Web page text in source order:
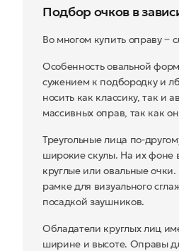
Подбор очков в
Во многом купить оправу ‒
Особенность овальной
сужением к подбородку и
носить как классику, так и
массивных оправ, так как
Треугольные лица по-
широкие скулы. На их фоне
круглые или овальные
рамке для визуального
посадкой заушников.
Обладатели круглых лиц
ширине и высоте. Оправы